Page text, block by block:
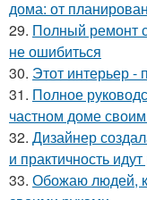
дома: от
29. Полный ремонт
не ошибиться
30. Этот интерьер
31. Полное
частном доме
32. Дизайнер
и практичность
33. Обожаю людей,